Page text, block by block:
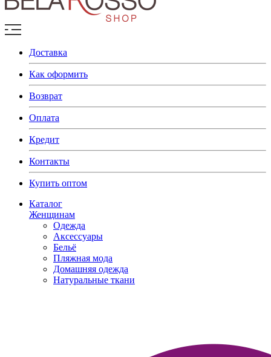
Доставка
Как оформить
Возврат
Оплата
Кредит
Контакты
Купить оптом
Каталог
Женщинам
Одежда
Аксессуары
Бельё
Пляжная мода
Домашняя одежда
Натуральные ткани